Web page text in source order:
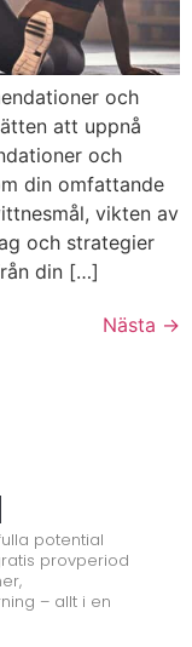
och
att uppnå
och
din omfattande
vikten av
och strategier
din […]
Nästa →
potential
provperiod
– allt i en